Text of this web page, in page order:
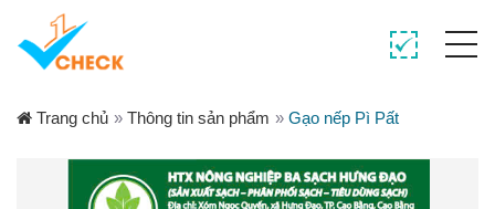
Trang chủ » Thông tin sản phẩm » Gạo nếp Pì Pất